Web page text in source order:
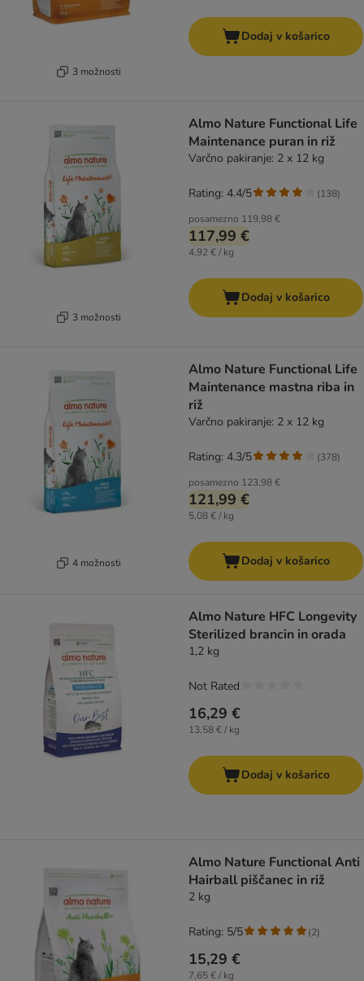
3 možnosti
Dodaj v košarico
3 možnosti
Almo Nature Functional Life
Maintenance puran in riž
Varčno pakiranje: 2 x 12 kg
posamezno 119,98 €
117,99 €
4,92 € / kg
Rating: 4.4/5 (138)
Dodaj v košarico
4 možnosti
Almo Nature Functional Life
Maintenance mastna riba in
riž
Varčno pakiranje: 2 x 12 kg
posamezno 123,98 €
121,99 €
5,08 € / kg
Rating: 4.3/5 (378)
Dodaj v košarico
Almo Nature HFC Longevity
Sterilized brancin in orada
1,2 kg
16,29 €
13,58 € / kg
Not Rated
Dodaj v košarico
Almo Nature Functional Anti
Hairball piščanec in riž
2 kg
15,29 €
7,65 € / kg
Rating: 5/5 (2)